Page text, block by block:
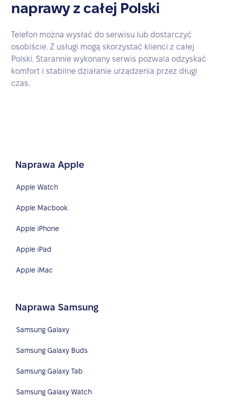
naprawy z całej Polski
Telefon można wysłać do serwisu lub dostarczyć
osobiście. Z usługi mogą skorzystać klienci z całej
Polski. Starannie wykonany serwis pozwala odzyskać
komfort i stabilne działanie urządzenia przez długi
czas.
Naprawa Apple
Apple Watch
Apple Macbook
Apple iPhone
Apple iPad
Apple iMac
Naprawa Samsung
Samsung Galaxy
Samsung Galaxy Buds
Samsung Galaxy Tab
Samsung Galaxy Watch